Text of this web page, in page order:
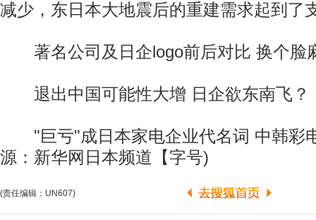
减少，东日本大地震后的重建需求起到了
著名公司及日企logo前后对比 换个脸
退出中国可能性大增 日企欲东南飞？
"巨亏"成日本家电企业代名词 中韩彩
源：新华网日本频道【字号)
(责任编辑：UN607)